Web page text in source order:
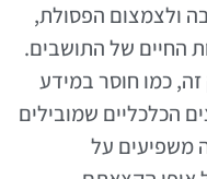
ולצמצום הפסולת,
החיים של התושבים.
כמו חוסר במידע
הכלכליים שמובילים
משפיעים על